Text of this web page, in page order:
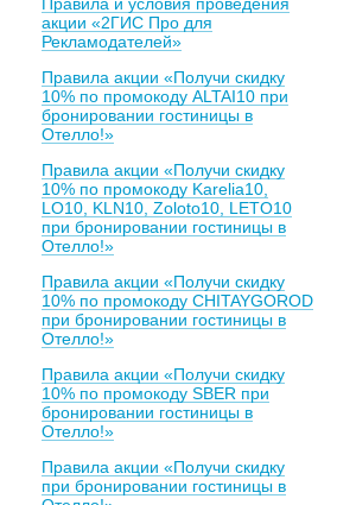
акции «2ГИС Про для
Рекламодателей»
Правила акции «Получи скидку
10% по промокоду ALTAI10 при
бронировании гостиницы в
Отелло!»
Правила акции «Получи скидку
10% по промокоду Karelia10,
LO10, KLN10, Zoloto10, LETO10
при бронировании гостиницы в
Отелло!»
Правила акции «Получи скидку
10% по промокоду CHITAYGOROD
при бронировании гостиницы в
Отелло!»
Правила акции «Получи скидку
10% по промокоду SBER при
бронировании гостиницы в
Отелло!»
Правила акции «Получи скидку
при бронировании гостиницы в